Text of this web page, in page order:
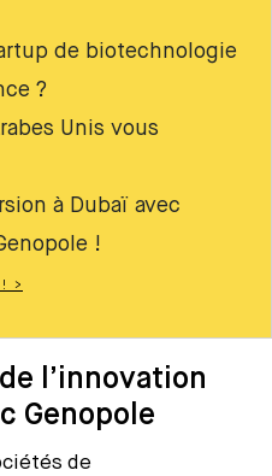
de biotechnologie
?
Unis vous
à Dubaï avec
!
! >
l’innovation
Genopole
de